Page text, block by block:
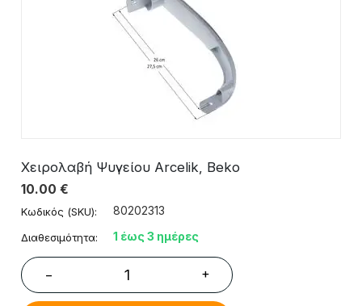
Χειρολαβή Ψυγείου Arcelik, Beko
10.00 €
Κωδικός (SKU): 80202313
Διαθεσιμότητα: 1 έως 3 ημέρες
− +